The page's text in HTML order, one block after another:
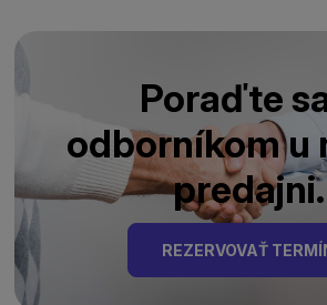
Poraďte
odborníkom u
predajni.
REZERVOVAŤ